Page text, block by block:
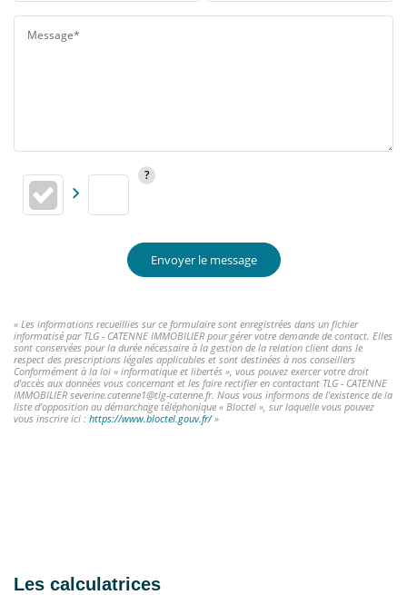
Message*
Envoyer le message
« Les informations recueillies sur ce formulaire sont enregistrées dans un fichier
informatisé par TLG - CATENNE IMMOBILIER pour gérer votre demande de contact. Elles
sont conservées pour la durée nécessaire à la gestion de la relation client dans le
respect des prescriptions légales applicables et sont destinées à nos conseillers
Conformément à la loi « informatique et libertés », vous pouvez exercer votre droit
d'accès aux données vous concernant et les faire rectifier en contactant TLG - CATENNE
IMMOBILIER severine.catenne1@tlg-catenne.fr. Nous vous informons de l'existence de la
liste d'opposition au démarchage téléphonique « Bloctel », sur laquelle vous pouvez
vous inscrire ici : https://www.bloctel.gouv.fr/»
Les calculatrices